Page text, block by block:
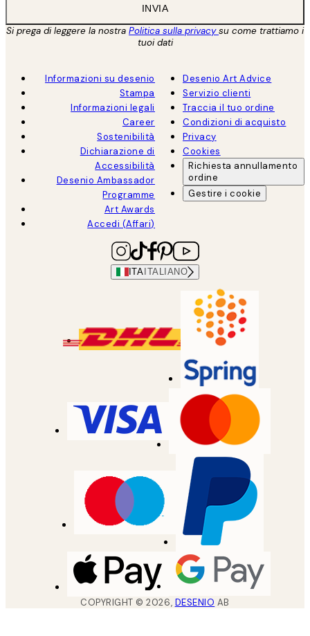
INVIA
Si prega di leggere la nostra Politica sulla privacysu come trattiamo i
tuoi dati
Informazioni su desenio
Stampa
Informazioni legali
Career
Sostenibilità
Dichiarazione di
Accessibilità
Desenio Ambassador
Programme
Art Awards
Accedi (Affari)
Desenio Art Advice
Servizio clienti
Traccia il tuo ordine
Condizioni di acquisto
Privacy
Cookies
Richiesta annullamento
ordine
Gestire i cookie
ITA ITALIANO
COPYRIGHT ©2026, DESENIO AB